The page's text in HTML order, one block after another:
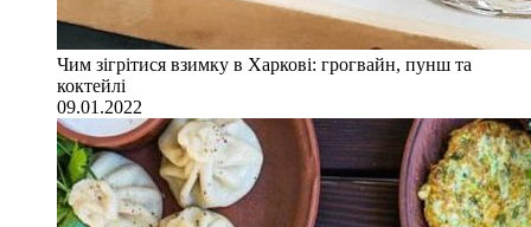
Чим зігрітися взимку в Харкові: грогвайн, пунш та
коктейлі
09.01.2022